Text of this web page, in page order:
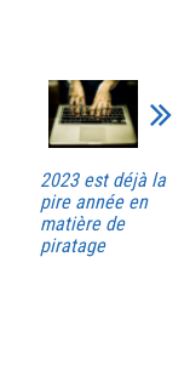
2023 est déjà la
pire année en
matière de
piratage